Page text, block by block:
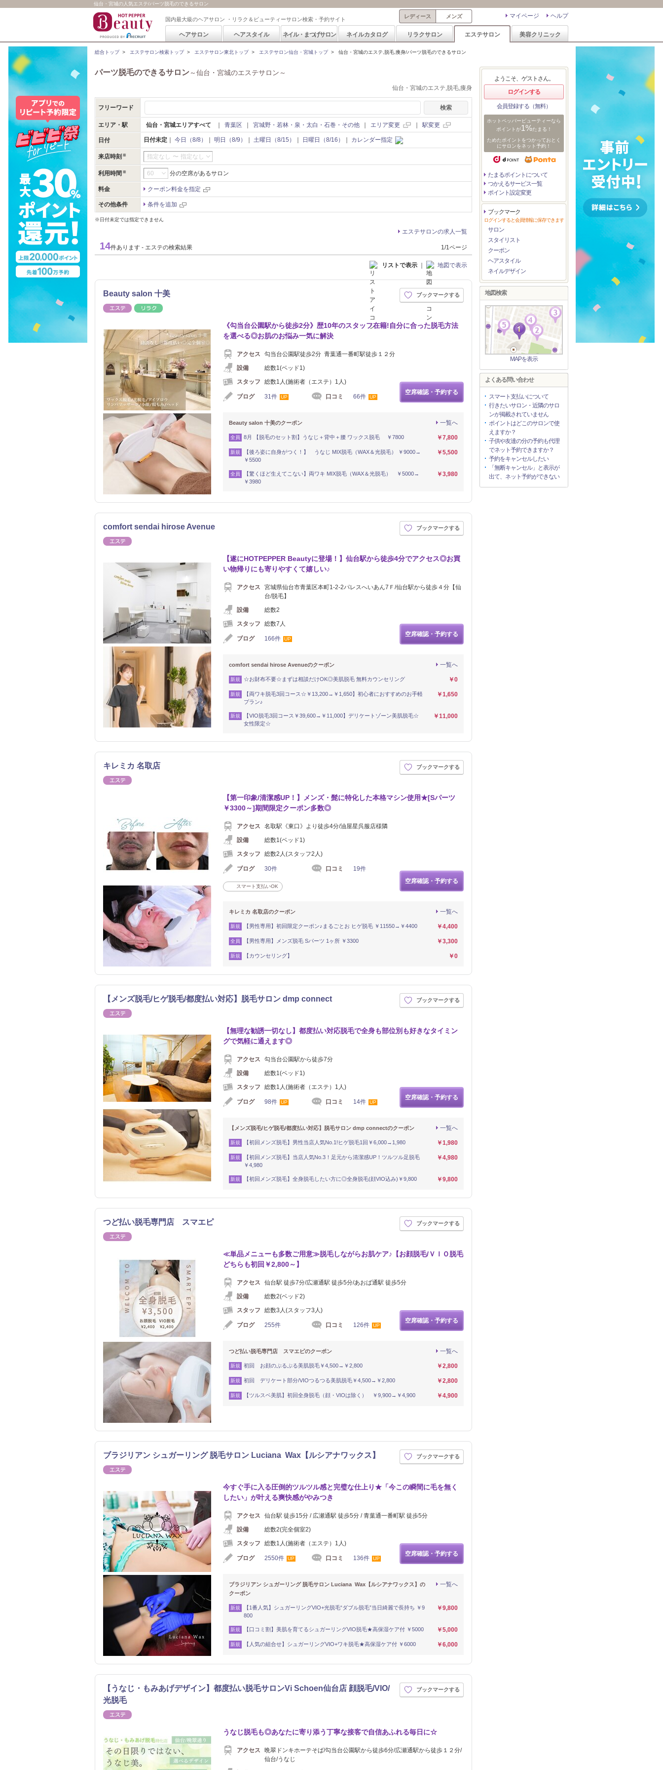
仙台・宮城の人気エステ/パーツ脱毛のできるサロン
国内最大級のヘアサロン ・リラク＆ビューティーサロン検索・予約サイト ヘルプ
マイページ
レディース メンズ
ヘアサロン ヘアスタイル ネイル・まつげサロン ネイルカタログ リラクサロン エステサロン 美容クリニック
総合トップ> エステサロン検索トップ> エステサロン東北トップ> エステサロン仙台・宮城トップ> 仙台・宮城のエステ,脱毛,痩身/パーツ脱毛のできるサロン
パーツ脱毛のできるサロン～仙台・宮城のエステサロン～
仙台・宮城のエステ,脱毛,痩身
フリーワード
エリア・駅 仙台・宮城エリアすべて 青葉区 宮城野・若林・泉・太白・石巻・その他 エリア変更 駅変更
日付 日付未定 今日（8/8） 明日（8/9） 土曜日（8/15） 日曜日（8/16） カレンダー指定
来店時刻 指定なし 〜 指定なし
利用時間 分の空席があるサロン
料金 クーポン料金を指定
その他条件 条件を追加
※日付未定では指定できません
エステサロンの求人一覧
14件あります - エステの検索結果 1/1ページ
リストで表示 ｜ 地図で表示
Beauty salon 十美
エステ
ブックマークする
《勾当台公園駅から徒歩2分》歴10年のスタッフ在籍!自分に合った脱毛方法
を選べる◎お肌のお悩み一気に解決
アクセス
勾当台公園駅徒歩2分 青葉通一番町駅徒歩１２分
設備
総数1(ベッド1)
スタッフ
総数1人(施術者（エステ）1人)
ブログ 31件 UP 口コミ 66件 UP
空席確認・予約する
一覧へ
Beauty salon 十美のクーポン
全員 8月 【脱毛のセット割】うなじ＋背中＋腰 ワックス脱毛 ￥7800 ￥7,800
新規
【後ろ姿に自身がつく！】 うなじ MIX脱毛（WAX＆光脱毛） ￥9000→
￥5500
￥5,500
全員
【驚くほど生えてこない】両ワキ MIX脱毛（WAX＆光脱毛） ￥5000→
￥3980
￥3,980
comfort sendai hirose Avenue ブックマークする
【遂にHOTPEPPER Beautyに登場！】仙台駅から徒歩4分でアクセス◎お買
い物帰りにも寄りやすくて嬉しい♪
アクセス
宮城県仙台市青葉区本町1-2-2パレスへいあん7Ｆ/仙台駅から徒歩４分【仙
台/脱毛】
設備
総数2
スタッフ
総数7人
ブログ 166件 UP
空席確認・予約する
一覧へ
comfort sendai hirose Avenueのクーポン
新規 ☆お財布不要☆まずは相談だけOK◎美肌脱毛 無料カウンセリング ￥0
新規
【両ワキ脱毛3回コース☆￥13,200→￥1,650】初心者におすすめのお手軽
プラン♪
￥1,650
新規
【VIO脱毛3回コース￥39,600→￥11,000】デリケートゾーン美肌脱毛☆
女性限定☆
￥11,000
キレミカ 名取店 ブックマークする
【第一印象/清潔感UP！】メンズ・髭に特化した本格マシン使用★[Sパーツ
￥3300～]期間限定クーポン多数◎
アクセス
名取駅《東口》より徒歩4分/油屋星呉服店様隣
設備
総数1(ベッド1)
スタッフ
総数2人(スタッフ2人)
ブログ 30件 口コミ 19件
スマート支払いOK
空席確認・予約する
一覧へ
キレミカ 名取店のクーポン
新規 【男性専用】初回限定クーポン♪まるごとお ヒゲ脱毛 ￥11550→￥4400 ￥4,400
全員 【男性専用】メンズ脱毛 Sパーツ 1ヶ所 ￥3300 ￥3,300
新規 【カウンセリング】 ￥0
【メンズ脱毛/ヒゲ脱毛/都度払い対応】脱毛サロン dmp connect ブックマークする
【無理な勧誘一切なし】都度払い対応脱毛で全身も部位別も好きなタイミン
グで気軽に通えます◎
アクセス
勾当台公園駅から徒歩7分
設備
総数1(ベッド1)
スタッフ
総数1人(施術者（エステ）1人)
ブログ 98件 UP 口コミ 14件 UP
空席確認・予約する
一覧へ
【メンズ脱毛/ヒゲ脱毛/都度払い対応】脱毛サロン dmp connectのクーポン
新規 【初回メンズ脱毛】男性当店人気No.1!ヒゲ脱毛1回￥6,000→1,980 ￥1,980
新規
【初回メンズ脱毛】当店人気No.3！足元から清潔感UP！ツルツル足脱毛
￥4,980
￥4,980
新規 【初回メンズ脱毛】全身脱毛したい方に◎全身脱毛(顔VIO込み)￥9,800 ￥9,800
つど払い脱毛専門店 スマエピ ブックマークする
≪単品メニューも多数ご用意≫脱毛しながらお肌ケア♪【お顔脱毛/ＶＩＯ脱毛
どちらも初回￥2,800～】
アクセス
仙台駅 徒歩7分/広瀬通駅 徒歩5分/あおば通駅 徒歩5分
設備
総数2(ベッド2)
スタッフ
総数3人(スタッフ3人)
ブログ 255件 口コミ 126件 UP
空席確認・予約する
一覧へ
つど払い脱毛専門店 スマエピのクーポン
新規 初回 お顔のぷるぷる美肌脱毛￥4,500→￥2,800 ￥2,800
新規 初回 デリケート部分/VIOつるつる美肌脱毛￥4,500→￥2,800 ￥2,800
新規 【ツルスベ美肌】初回全身脱毛（顔・VIOは除く） ￥9,900→￥4,900 ￥4,900
ブラジリアン シュガーリング 脱毛サロン Luciana Wax【ルシアナワックス】 ブックマークする
今すぐ手に入る圧倒的ツルツル感と完璧な仕上り★「今この瞬間に毛を無く
したい」が叶える爽快感がやみつき
アクセス
仙台駅 徒歩15分 / 広瀬通駅 徒歩5分 / 青葉通一番町駅 徒歩5分
設備
総数2(完全個室2)
スタッフ
総数1人(施術者（エステ）1人)
ブログ 2550件 UP 口コミ 136件 UP
空席確認・予約する
一覧へ
ブラジリアン シュガーリング 脱毛サロン Luciana Wax【ルシアナワックス】の
クーポン
新規
【1番人気】シュガーリングVIO+光脱毛“ダブル脱毛”当日綺麗で長持ち ￥9
800
￥9,800
新規 【口コミ割】美肌を育てるシュガーリングVIO脱毛★高保湿ケア付 ￥5000 ￥5,000
新規 【人気の組合せ】シュガーリングVIO+ワキ脱毛★高保湿ケア付 ￥6000 ￥6,000
【うなじ・もみあげデザイン】都度払い脱毛サロンVi Schoen仙台店 顔脱毛/VIO/
光脱毛
ブックマークする
うなじ脱毛も◎あなたに寄り添う丁寧な接客で自信あふれる毎日に☆
アクセス
晩翠ドンキホーテそば/勾当台公園駅から徒歩6分/広瀬通駅から徒歩１２分/
仙台/うなじ
ようこそ、ゲストさん。
ログインする
会員登録する（無料）
ホットペッパービューティーなら
ポイントが1%たまる！
ためたポイントをつかっておとく
にサロンをネット予約！
たまるポイントについて
つかえるサービス一覧
ポイント設定変更
ブックマーク
ログインすると会員情報に保存できます
サロン
スタイリスト
クーポン
ヘアスタイル
ネイルデザイン
地図検索
MAPを表示
よくある問い合わせ
スマート支払いについて
行きたいサロン・近隣のサロ
ンが掲載されていません
ポイントはどこのサロンで使
えますか？
子供や友達の分の予約も代理
でネット予約できますか？
予約をキャンセルしたい
「無断キャンセル」と表示が
出て、ネット予約ができない